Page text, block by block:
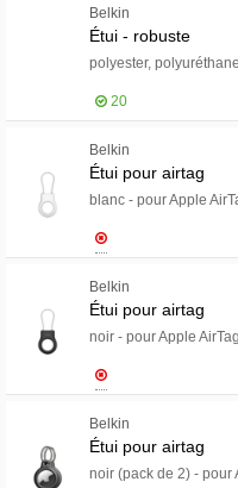
Belkin
Étui - robuste
polyester,
20
Belkin
Étui pour airtag
blanc - pour Apple
Belkin
Étui pour airtag
noir - pour Apple AirTag
Belkin
Étui pour airtag
noir (pack de 2) - pour